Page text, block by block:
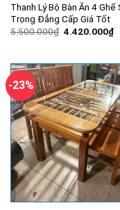
Thanh Lý Bộ Bàn Ăn 4 Ghế
Trọng Đẳng Cấp Giá Tốt
5.500.000₫ Giá
4.420.000₫Giá
-23%